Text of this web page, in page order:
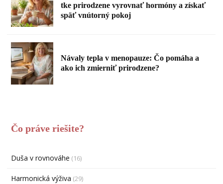
tke prirodzene vyrovnať hormóny a získať
späť vnútorný pokoj
Návaly tepla v menopauze: Čo pomáha a
ako ich zmierniť prirodzene?
Čo práve riešite?
Duša v rovnováhe (16)
Harmonická výživa (29)